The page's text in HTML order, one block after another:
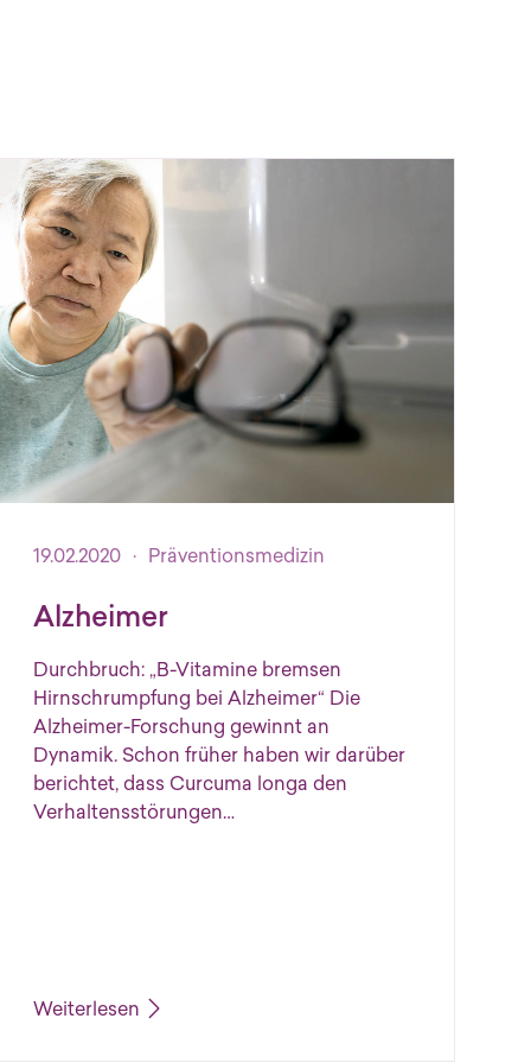
Veröffentlicht am 19.02.2020
19.02.2020 · Präventionsmedizin
Alz­hei­mer
Durchbruch: „B-Vitamine bremsen
Hirnschrumpfung bei Alzheimer“ Die
Alzheimer-Forschung gewinnt an
Dynamik. Schon früher haben wir darüber
berichtet, dass Curcuma longa den
Verhaltensstörungen…
Weiterlesen